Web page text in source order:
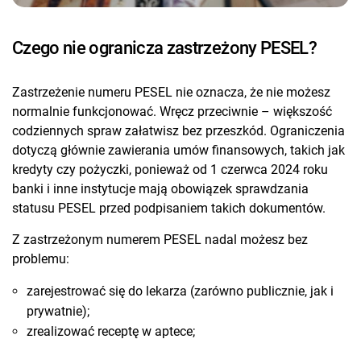
Czego nie ogranicza zastrzeżony PESEL?
Zastrzeżenie numeru PESEL nie oznacza, że nie możesz
normalnie funkcjonować. Wręcz przeciwnie – większość
codziennych spraw załatwisz bez przeszkód. Ograniczenia
dotyczą głównie zawierania umów finansowych, takich jak
kredyty czy pożyczki, ponieważ od 1 czerwca 2024 roku
banki i inne instytucje mają obowiązek sprawdzania
statusu PESEL przed podpisaniem takich dokumentów.
Z zastrzeżonym numerem PESEL nadal możesz bez
problemu:
zarejestrować się do lekarza (zarówno publicznie, jak i
prywatnie);
zrealizować receptę w aptece;